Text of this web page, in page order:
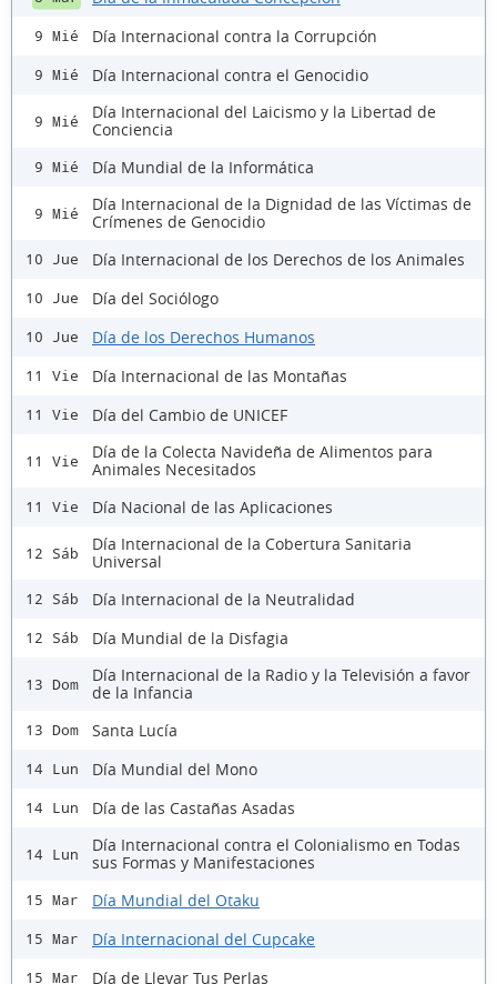
9 Mié Día Internacional contra la Corrupción
9 Mié Día Internacional contra el Genocidio
9 Mié
Día Internacional del Laicismo y la Libertad de
Conciencia
9 Mié Día Mundial de la Informática
9 Mié
Día Internacional de la Dignidad de las Víctimas de
Crímenes de Genocidio
10 Jue Día Internacional de los Derechos de los Animales
10 Jue Día del Sociólogo
10 Jue Día de los Derechos Humanos
11 Vie Día Internacional de las Montañas
11 Vie Día del Cambio de UNICEF
11 Vie
Día de la Colecta Navideña de Alimentos para
Animales Necesitados
11 Vie Día Nacional de las Aplicaciones
12 Sáb
Día Internacional de la Cobertura Sanitaria
Universal
12 Sáb Día Internacional de la Neutralidad
12 Sáb Día Mundial de la Disfagia
13 Dom
Día Internacional de la Radio y la Televisión a favor
de la Infancia
13 Dom Santa Lucía
14 Lun Día Mundial del Mono
14 Lun Día de las Castañas Asadas
14 Lun
Día Internacional contra el Colonialismo en Todas
sus Formas y Manifestaciones
15 Mar Día Mundial del Otaku
15 Mar Día Internacional del Cupcake
15 Mar Día de Llevar Tus Perlas